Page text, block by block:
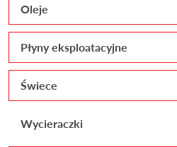
Oleje
Płyny eksploatacyjne
Świece
Wycieraczki